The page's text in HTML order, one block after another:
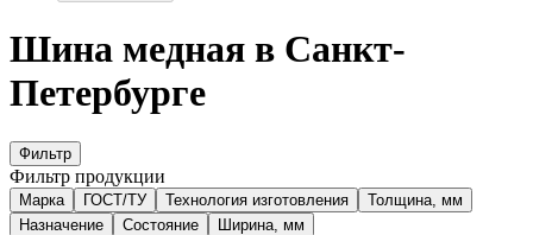
Шина медная в Санкт-
Петербурге
Фильтр
Фильтр продукции
Марка ГОСТ/ТУ Технология изготовления
Толщина, мм
Назначение
Состояние Ширина, мм